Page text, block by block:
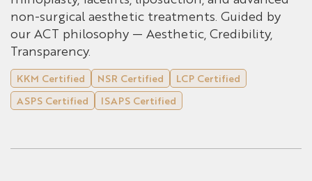
non-surgical aesthetic treatments. Guided by
our ACT philosophy — Aesthetic, Credibility,
Transparency.
KKM Certified NSR Certified
LCP Certified
ASPS Certified
ISAPS Certified